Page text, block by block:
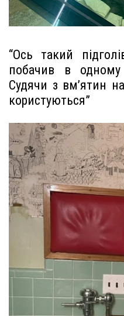
“Ось такий
побачив в одному
Судячи з вм’ятин
користуються”